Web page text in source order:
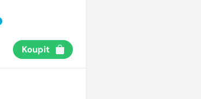
Koupit